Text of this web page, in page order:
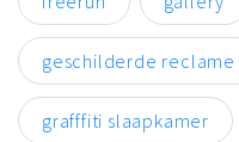
geschilderde reclame
grafffiti slaapkamer